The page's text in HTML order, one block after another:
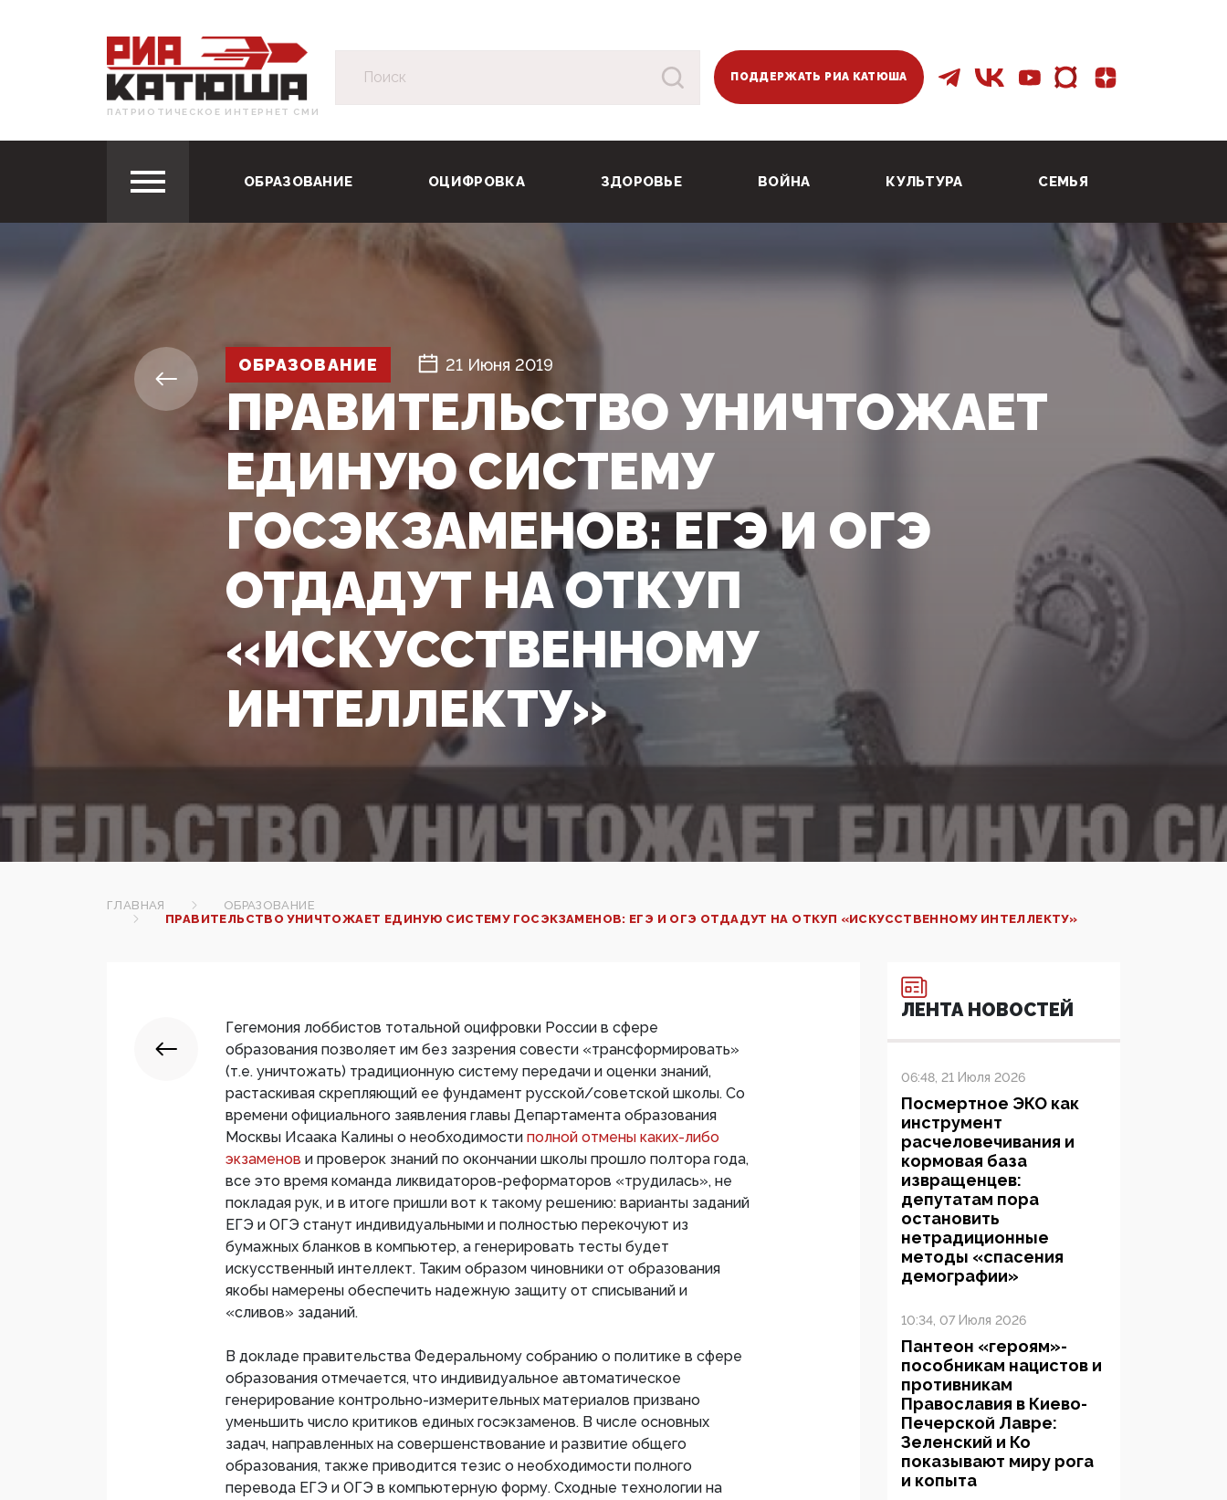
ПАТРИОТИЧЕСКОЕ ИНТЕРНЕТ СМИ
ПОДДЕРЖАТЬ РИА КАТЮША
ОБРАЗОВАНИЕ ОЦИФРОВКА ЗДОРОВЬЕ ВОЙНА КУЛЬТУРА СЕМЬЯ
ОБРАЗОВАНИЕ 21 Июня 2019
ПРАВИТЕЛЬСТВО УНИЧТОЖАЕТ
ЕДИНУЮ СИСТЕМУ
ГОСЭКЗАМЕНОВ: ЕГЭ И ОГЭ
ОТДАДУТ НА ОТКУП
«ИСКУССТВЕННОМУ
ИНТЕЛЛЕКТУ»
ГЛАВНАЯ
ОБРАЗОВАНИЕ
ПРАВИТЕЛЬСТВО УНИЧТОЖАЕТ ЕДИНУЮ СИСТЕМУ ГОСЭКЗАМЕНОВ: ЕГЭ И ОГЭ ОТДАДУТ НА ОТКУП «ИСКУССТВЕННОМУ ИНТЕЛЛЕКТУ»
Гегемония лоббистов тотальной оцифровки России в сфере
образования позволяет им без зазрения совести «трансформировать»
(т.е. уничтожать) традиционную систему передачи и оценки знаний,
растаскивая скрепляющий ее фундамент русской/советской школы. Со
времени официального заявления главы Департамента образования
Москвы Исаака Калины о необходимости полной отмены каких-либо
экзаменов и проверок знаний по окончании школы прошло полтора года,
все это время команда ликвидаторов-реформаторов «трудилась», не
покладая рук, и в итоге пришли вот к такому решению: варианты заданий
ЕГЭ и ОГЭ станут индивидуальными и полностью перекочуют из
бумажных бланков в компьютер, а генерировать тесты будет
искусственный интеллект. Таким образом чиновники от образования
якобы намерены обеспечить надежную защиту от списываний и
«сливов» заданий.
В докладе правительства Федеральному собранию о политике в сфере
образования отмечается, что индивидуальное автоматическое
генерирование контрольно-измерительных материалов призвано
уменьшить число критиков единых госэкзаменов. В числе основных
задач, направленных на совершенствование и развитие общего
образования, также приводится тезис о необходимости полного
перевода ЕГЭ и ОГЭ в компьютерную форму. Сходные технологии на
ЛЕНТА НОВОСТЕЙ
06:48, 21 Июля 2026
Посмертное ЭКО как
инструмент
расчеловечивания и
кормовая база
извращенцев:
депутатам пора
остановить
нетрадиционные
методы «спасения
демографии»
10:34, 07 Июля 2026
Пантеон «героям»-
пособникам нацистов и
противникам
Православия в Киево-
Печерской Лавре:
Зеленский и Ко
показывают миру рога
и копыта